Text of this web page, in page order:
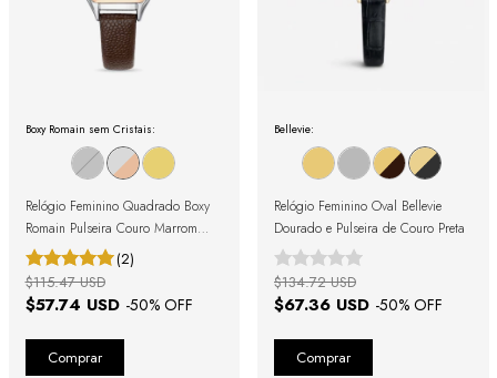
Boxy Romain sem Cristais:
Relógio Feminino Quadrado Boxy
Romain Pulseira Couro Marrom
com Caixa Bicolor e Números
Romanos
(2)
$57.74 USD -50% OFF
$115.47 USD
Bellevie:
Relógio Feminino Oval Bellevie
Dourado e Pulseira de Couro Preta
$67.36 USD -50% OFF
$134.72 USD